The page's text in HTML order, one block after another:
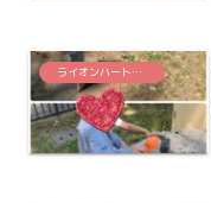
ライオンハート菊水